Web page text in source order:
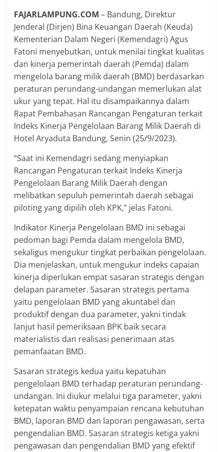
FAJARLAMPUNG.COM– Bandung, Direktur
Jenderal (Dirjen) Bina Keuangan Daerah (Keuda)
Kementerian Dalam Negeri (Kemendagri) Agus
Fatoni menyebutkan, untuk menilai tingkat kualitas
dan kinerja pemerintah daerah (Pemda) dalam
mengelola barang milik daerah (BMD) berdasarkan
peraturan perundang-undangan memerlukan alat
ukur yang tepat. Hal itu disampaikannya dalam
Rapat Pembahasan Rancangan Pengaturan terkait
Indeks Kinerja Pengelolaan Barang Milik Daerah di
Hotel Aryaduta Bandung, Senin (25/9/2023).
“Saat ini Kemendagri sedang menyiapkan
Rancangan Pengaturan terkait Indeks Kinerja
Pengelolaan Barang Milik Daerah dengan
melibatkan sepuluh pemerintah daerah sebagai
piloting yang dipilih oleh KPK,” jelas Fatoni.
Indikator Kinerja Pengelolaan BMD ini sebagai
pedoman bagi Pemda dalam mengelola BMD,
sekaligus mengukur tingkat perbaikan pengelolaan.
Dia menjelaskan, untuk mengukur indeks capaian
kinerja diperlukan empat sasaran strategis dengan
delapan parameter. Sasaran strategis pertama
yaitu pengelolaan BMD yang akuntabel dan
produktif dengan dua parameter, yakni tindak
lanjut hasil pemeriksaan BPK baik secara
materialistis dan realisasi penerimaan atas
pemanfaatan BMD.
Sasaran strategis kedua yaitu kepatuhan
pengelolaan BMD terhadap peraturan perundang-
undangan. Ini diukur melalui tiga parameter, yakni
ketepatan waktu penyampaian rencana kebutuhan
BMD, laporan BMD dan laporan pengawasan, serta
pengendalian BMD. Sasaran strategis ketiga yakni
pengawasan dan pengendalian BMD yang efektif